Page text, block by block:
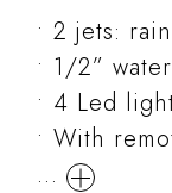
2 jets:
1/2”
4 Led
With
...